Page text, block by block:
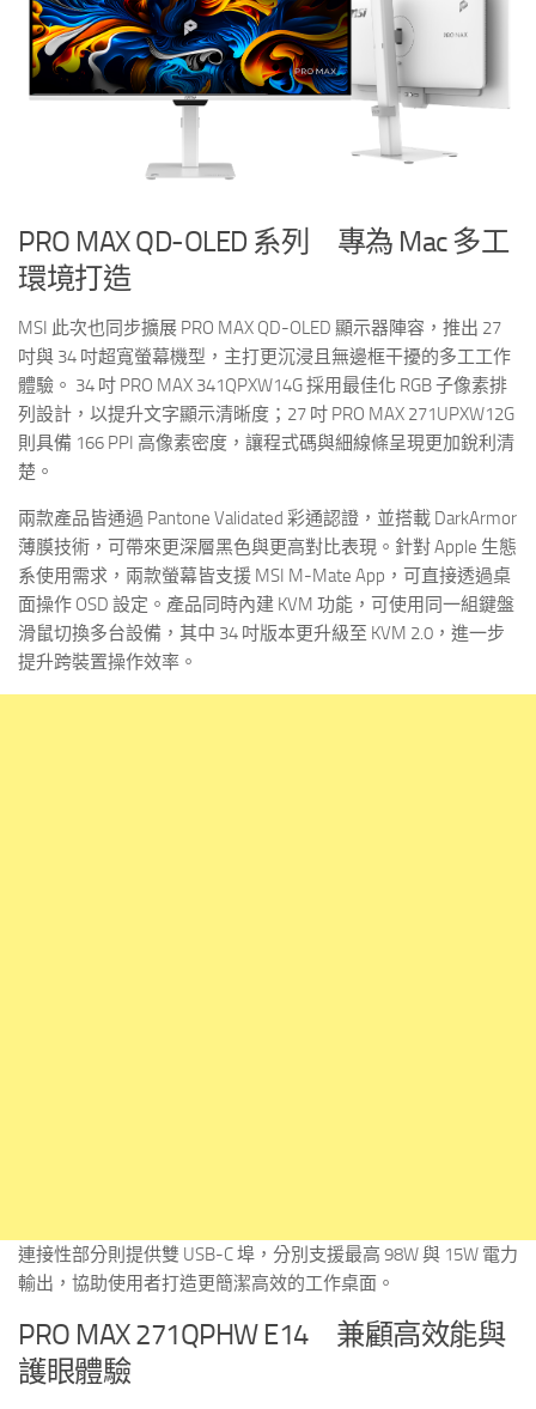
PRO MAX QD-OLED 系列 專為 Mac 多工
環境打造
MSI 此次也同步擴展 PRO MAX QD-OLED 顯示器陣容，推出 27
吋與 34 吋超寬螢幕機型，主打更沉浸且無邊框干擾的多工工作
體驗。 34 吋 PRO MAX 341QPXW14G 採用最佳化 RGB 子像素排
列設計，以提升文字顯示清晰度；27 吋 PRO MAX 271UPXW12G
則具備 166 PPI 高像素密度，讓程式碼與細線條呈現更加銳利清
楚。
兩款產品皆通過 Pantone Validated 彩通認證，並搭載 DarkArmor
薄膜技術，可帶來更深層黑色與更高對比表現。針對 Apple 生態
系使用需求，兩款螢幕皆支援 MSI M-Mate App，可直接透過桌
面操作 OSD 設定。產品同時內建 KVM 功能，可使用同一組鍵盤
滑鼠切換多台設備，其中 34 吋版本更升級至 KVM 2.0，進一步
提升跨裝置操作效率。
連接性部分則提供雙 USB-C 埠，分別支援最高 98W 與 15W 電力
輸出，協助使用者打造更簡潔高效的工作桌面。
PRO MAX 271QPHW E14 兼顧高效能與
護眼體驗